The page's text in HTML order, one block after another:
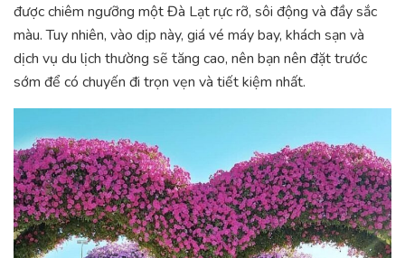
được chiêm ngưỡng một Đà Lạt rực rỡ, sôi động và đầy sắc
màu. Tuy nhiên, vào dịp này, giá vé máy bay, khách sạn và
dịch vụ du lịch thường sẽ tăng cao, nên bạn nên đặt trước
sớm để có chuyến đi trọn vẹn và tiết kiệm nhất.